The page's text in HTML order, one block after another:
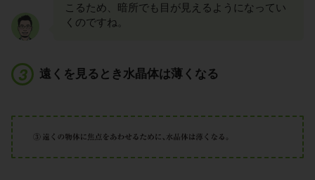
こるため、暗所でも目が見えるようになってい
くのですね。
遠くを見るとき水晶体は薄くなる